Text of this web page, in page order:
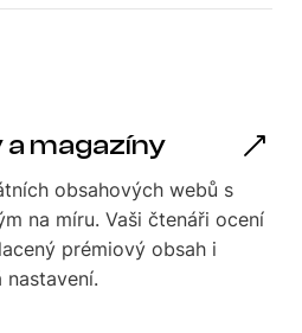
a magazíny
obsahových webů s
na míru. Vaši čtenáři ocení
prémiový obsah i
nastavení.